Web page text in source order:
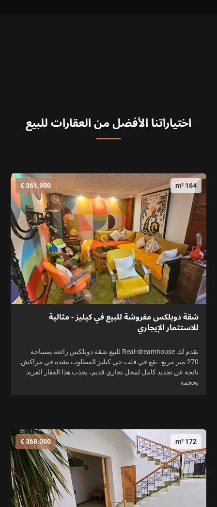
اختياراتنا الأفضل من العقارات للبيع
164 m²
361.900 €
شقة دوبلكس مفروشة للبيع في كيليز - مثالية
للاستثمار الإيجاري
تقدم لك Real-dreamhouse للبيع شقة دوبلكس رائعة بمساحة
270 متر مربع، تقع في قلب حي كيليز المطلوب بشدة في مراكش.
ناتجة عن تجديد كامل لمحل تجاري قديم، يجذب هذا العقار الفريد
بحجمه
172 m²
368.000 €